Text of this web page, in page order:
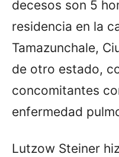
decesos son 5
residencia en la
Tamazunchale,
de otro estado,
concomitantes
enfermedad
Lutzow Steiner